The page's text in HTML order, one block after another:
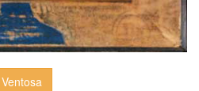
Ventosa